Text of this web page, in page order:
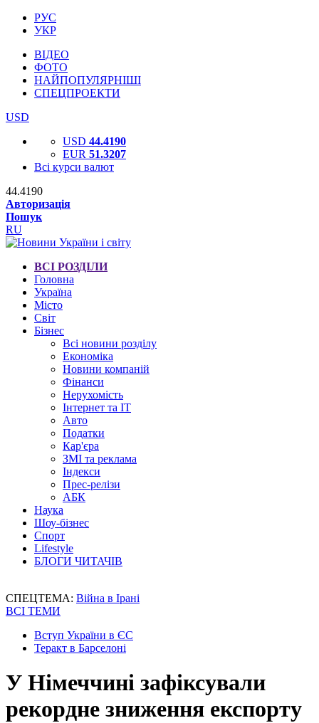
РУС
УКР
ВІДЕО
ФОТО
НАЙПОПУЛЯРНІШІ
СПЕЦПРОЕКТИ
USD
USD 44.4190
EUR 51.3207
Всі курси валют
44.4190
Авторизація
Пошук
RU
ВСІ РОЗДІЛИ
Головна
Україна
Місто
Світ
Бізнес
Всі новини розділу
Економіка
Новини компаній
Фінанси
Нерухомість
Інтернет та IT
Авто
Податки
Кар'єра
ЗМІ та реклама
Індекси
Прес-релізи
АБК
Наука
Шоу-бізнес
Спорт
Lifestyle
БЛОГИ ЧИТАЧІВ
СПЕЦТЕМА: Війна в Ірані
ВСІ ТЕМИ
Вступ України в ЄС
Теракт в Барселоні
У Німеччині зафіксували
рекордне зниження експорту